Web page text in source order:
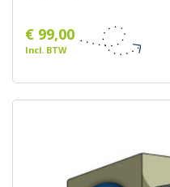
€ 99,00
Incl. BTW